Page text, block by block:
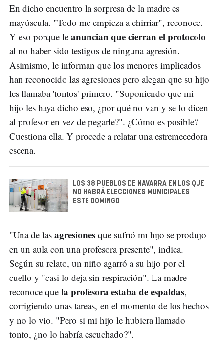
En dicho encuentro la sorpresa de la madre es
mayúscula. "Todo me empieza a chirriar", reconoce.
Y eso porque le anuncian que cierran el protocolo
al no haber sido testigos de ninguna agresión.
Asimismo, le informan que los menores implicados
han reconocido las agresiones pero alegan que su hijo
les llamaba 'tontos' primero. "Suponiendo que mi
hijo les haya dicho eso, ¿por qué no van y se lo dicen
al profesor en vez de pegarle?". ¿Cómo es posible?
Cuestiona ella. Y procede a relatar una estremecedora
escena.
LOS 38 PUEBLOS DE NAVARRA EN LOS QUE
NO HABRÁ ELECCIONES MUNICIPALES
ESTE DOMINGO
"Una de las agresiones que sufrió mi hijo se produjo
en un aula con una profesora presente", indica.
Según su relato, un niño agarró a su hijo por el
cuello y "casi lo deja sin respiración". La madre
reconoce que la profesora estaba de espaldas,
corrigiendo unas tareas, en el momento de los hechos
y no lo vio. "Pero si mi hijo le hubiera llamado
tonto, ¿no lo habría escuchado?".